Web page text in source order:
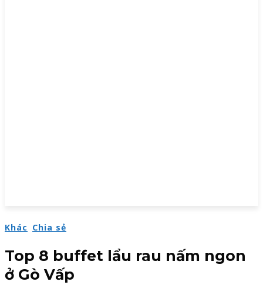
Khác Chia sẻ
Top 8 buffet lẩu rau nấm ngon
ở Gò Vấp